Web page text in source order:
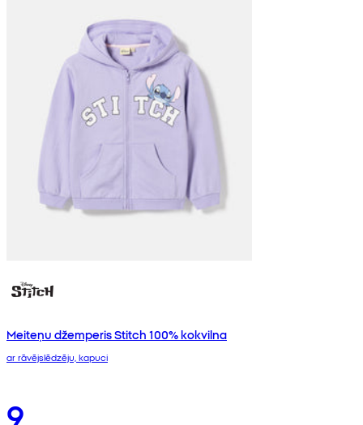
Meiteņu džemperis Stitch 100% kokvilna
ar rāvējslēdzēju, kapuci
9